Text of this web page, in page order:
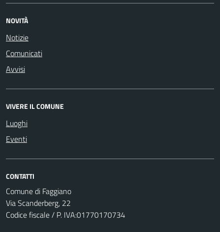
NOVITÀ
Notizie
Comunicati
Avvisi
VIVERE IL COMUNE
Luoghi
Eventi
CONTATTI
Comune di Faggiano
Via Scanderberg, 22
Codice fiscale / P. IVA:01770170734